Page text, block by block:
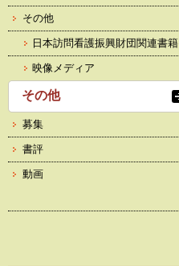
その他
日本訪問看護振興財団関連書籍
映像メディア
その他
募集
書評
動画